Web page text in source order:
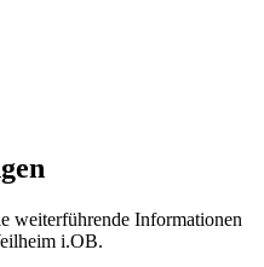
weiterführende Informationen
i.OB.